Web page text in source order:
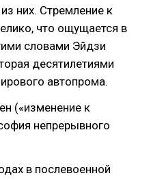
них. Стремление к
что ощущается в
словами Эйдзи
десятилетиями
автопрома.
(«изменение к
непрерывного
в послевоенной